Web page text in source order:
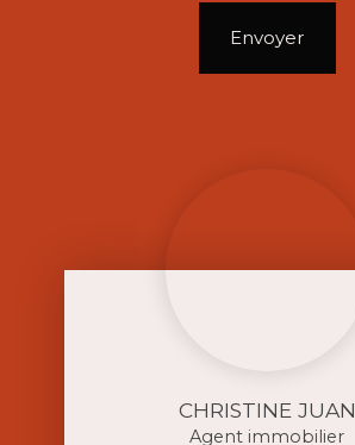
Envoyer
CHRISTINE JUAN
Agent immobilier